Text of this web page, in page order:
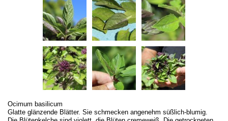
Ocimum basilicum
Glatte glänzende Blätter. Sie schmecken angenehm süßlich-blumig.